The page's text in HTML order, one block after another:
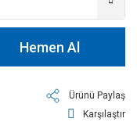
Hemen Al
Ürünü Paylaş
Karşılaştır